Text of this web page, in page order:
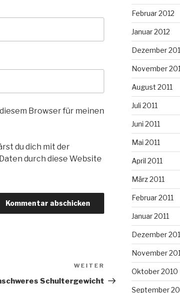
Browser für meinen
du dich mit der
durch diese Website
Nächster
Beitrag
WEITER
Schultergewicht
Februar 2012
Januar 2012
Dezember
November
August 2011
Juli 2011
Juni 2011
Mai 2011
April 2011
März 2011
Februar 2011
Januar 2011
Dezember
November
Oktober 2010
September